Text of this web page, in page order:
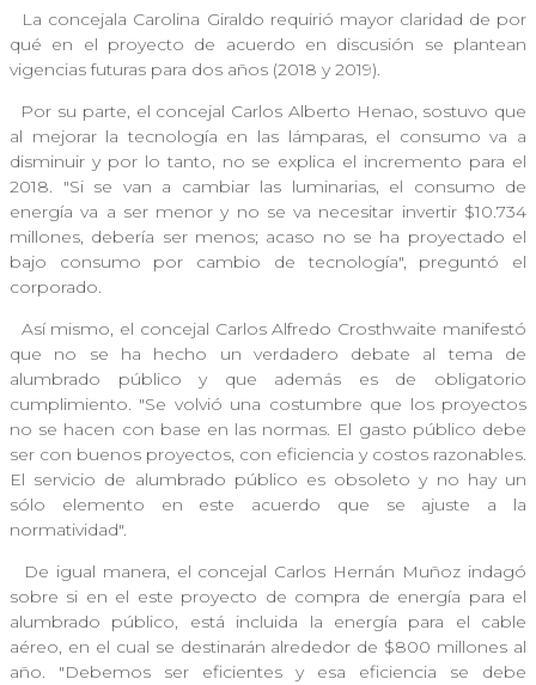
La concejala Carolina Giraldo requirió mayor claridad de por
qué en el proyecto de acuerdo en discusión se plantean
vigencias futuras para dos años (2018 y 2019).
Por su parte, el concejal Carlos Alberto Henao, sostuvo que
al mejorar la tecnología en las lámparas, el consumo va a
disminuir y por lo tanto, no se explica el incremento para el
2018. "Si se van a cambiar las luminarias, el consumo de
energía va a ser menor y no se va necesitar invertir $10.734
millones, debería ser menos; acaso no se ha proyectado el
bajo consumo por cambio de tecnología", preguntó el
corporado.
Así mismo, el concejal Carlos Alfredo Crosthwaite manifestó
que no se ha hecho un verdadero debate al tema de
alumbrado público y que además es de obligatorio
cumplimiento. "Se volvió una costumbre que los proyectos
no se hacen con base en las normas. El gasto público debe
ser con buenos proyectos, con eficiencia y costos razonables.
El servicio de alumbrado público es obsoleto y no hay un
sólo elemento en este acuerdo que se ajuste a la
normatividad".
De igual manera, el concejal Carlos Hernán Muñoz indagó
sobre si en el este proyecto de compra de energía para el
alumbrado público, está incluida la energía para el cable
aéreo, en el cual se destinarán alrededor de $800 millones al
año. "Debemos ser eficientes y esa eficiencia se debe